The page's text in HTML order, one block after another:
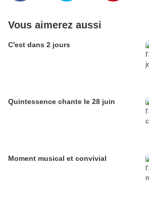
Vous aimerez aussi
C'est dans 2 jours
Quintessence chante le 28 juin
Moment musical et convivial